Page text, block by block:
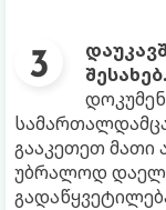
შესახებ.
გააკეთეთ მათი
უბრალოდ